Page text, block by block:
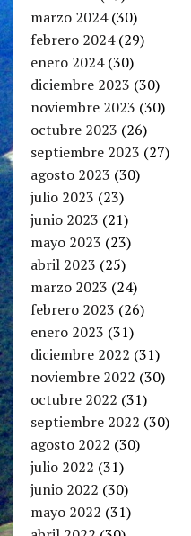
marzo 2024(30)
febrero 2024(29)
enero 2024(30)
diciembre 2023 (30)
noviembre 2023 (30)
octubre 2023 (26)
septiembre 2023 (27)
agosto 2023 (30)
julio 2023 (23)
junio 2023 (21)
mayo 2023 (23)
abril 2023 (25)
marzo 2023 (24)
febrero 2023 (26)
enero 2023 (31)
diciembre 2022 (31)
noviembre 2022 (30)
octubre 2022 (31)
septiembre 2022 (30)
agosto 2022 (30)
julio 2022 (31)
junio 2022 (30)
mayo 2022 (31)